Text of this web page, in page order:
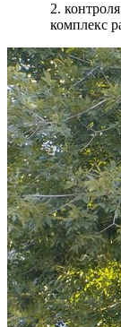
2.
комплекс